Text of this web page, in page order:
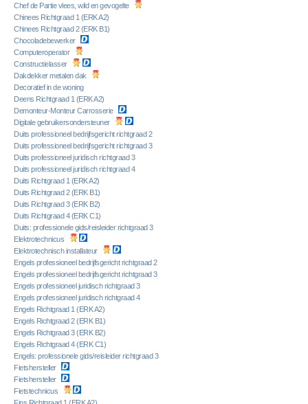
Chef de Partie vlees, wild en gevogelte
Chinees Richtgraad 1 (ERK A2)
Chinees Richtgraad 2 (ERK B1)
Chocoladebewerker
Computeroperator
Constructielasser
Dakdekker metalen dak
Decoratief in de woning
Deens Richtgraad 1 (ERK A2)
Demonteur-Monteur Carrosserie
Digitale gebruikersondersteuner
Duits professioneel bedrijfsgericht richtgraad 2
Duits professioneel bedrijfsgericht richtgraad 3
Duits professioneel juridisch richtgraad 3
Duits professioneel juridisch richtgraad 4
Duits Richtgraad 1 (ERK A2)
Duits Richtgraad 2 (ERK B1)
Duits Richtgraad 3 (ERK B2)
Duits Richtgraad 4 (ERK C1)
Duits: professionele gids/reisleider richtgraad 3
Elektrotechnicus
Elektrotechnisch installateur
Engels professioneel bedrijfsgericht richtgraad 2
Engels professioneel bedrijfsgericht richtgraad 3
Engels professioneel juridisch richtgraad 3
Engels professioneel juridisch richtgraad 4
Engels Richtgraad 1 (ERK A2)
Engels Richtgraad 2 (ERK B1)
Engels Richtgraad 3 (ERK B2)
Engels Richtgraad 4 (ERK C1)
Engels: professionele gids/reisleider richtgraad 3
Fietshersteller
Fietshersteller
Fietstechnicus
Fins Richtgraad 1 (ERK A2)